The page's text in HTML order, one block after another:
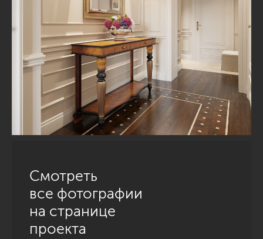
Смотреть
все фотографии
на странице
проекта